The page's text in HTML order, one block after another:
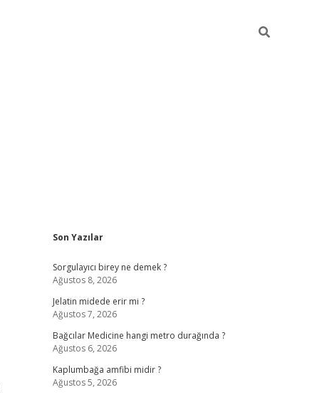
Sidebar
Son Yazılar
Sorgulayıcı birey ne demek ?
Ağustos 8, 2026
Jelatin midede erir mi ?
Ağustos 7, 2026
Bağcılar Medicine hangi metro durağında ?
Ağustos 6, 2026
Kaplumbağa amfibi midir ?
Ağustos 5, 2026